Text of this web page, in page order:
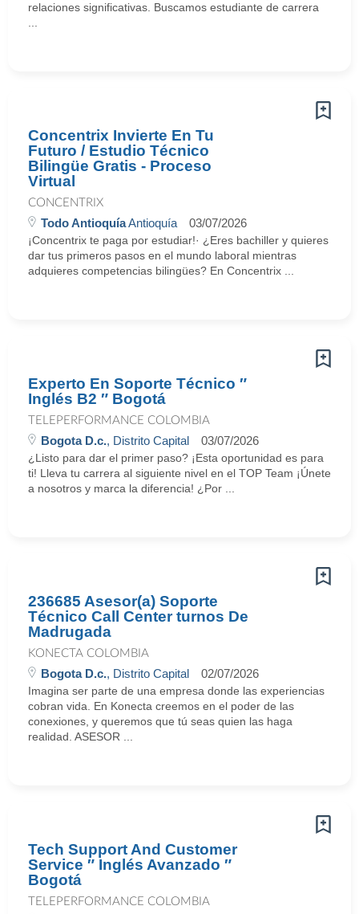
relaciones significativas. Buscamos estudiante de carrera
Concentrix Invierte En Tu
Futuro / Estudio Técnico
Bilingüe Gratis - Proceso
Virtual
CONCENTRIX
Todo AntioquíaAntioquía 03/07/2026
¡Concentrix te paga por estudiar!· ¿Eres bachiller y quieres
dar tus primeros pasos en el mundo laboral mientras
adquieres competencias bilingües? En Concentrix ...
Experto En Soporte Técnico ″
Inglés B2 ″ Bogotá
TELEPERFORMANCE COLOMBIA
Bogota D.c., Distrito Capital 03/07/2026
¿Listo para dar el primer paso? ¡Esta oportunidad es para
ti! Lleva tu carrera al siguiente nivel en el TOP Team ¡Únete
a nosotros y marca la diferencia! ¿Por ...
236685 Asesor(a) Soporte
Técnico Call Center turnos De
Madrugada
KONECTA COLOMBIA
Bogota D.c., Distrito Capital 02/07/2026
Imagina ser parte de una empresa donde las experiencias
cobran vida. En Konecta creemos en el poder de las
conexiones, y queremos que tú seas quien las haga
realidad. ASESOR ...
Tech Support And Customer
Service ″ Inglés Avanzado ″
Bogotá
TELEPERFORMANCE COLOMBIA